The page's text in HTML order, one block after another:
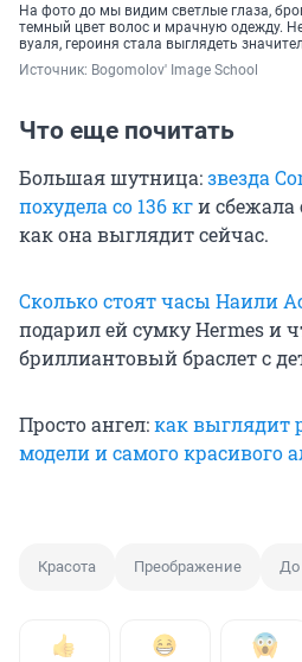
На фото до мы видим светлые глаза,
темный цвет волос и мрачную одежду.
вуаля, героиня стала выглядеть
Источник: Bogomolov' Image School
Что еще почитать
Большая шутница:звезда
похудела со 136 кги
как она выглядит сейчас.
Сколько стоят часы Наили
подарил ей сумку Hermes и
бриллиантовый браслет с
Просто ангел:как выглядит
модели и самого красивого
Красота Преображение До